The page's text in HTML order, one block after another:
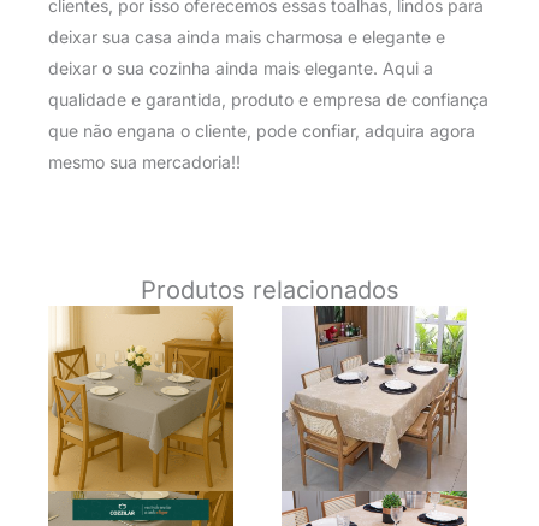
clientes, por isso oferecemos essas toalhas, lindos para
deixar sua casa ainda mais charmosa e elegante e
deixar o sua cozinha ainda mais elegante. Aqui a
qualidade e garantida, produto e empresa de confiança
que não engana o cliente, pode confiar, adquira agora
mesmo sua mercadoria!!
Produtos relacionados
O
preço
original
era:
R$ 36,12.
O
preço
atual
é:
R$ 30,70.
preço
original
era:
R$ 59,90.
O
preço
atual
é: